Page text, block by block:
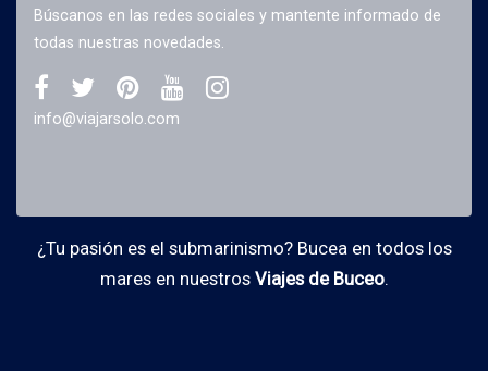
Búscanos en las redes sociales y mantente informado de
todas nuestras novedades.
info@viajarsolo.com
¿Tu pasión es el submarinismo? Bucea en todos los
mares en nuestros Viajes de Buceo.